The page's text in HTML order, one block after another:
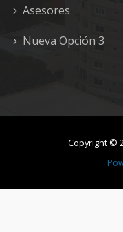
Asesores
Nueva Opción 3
Copyright ©